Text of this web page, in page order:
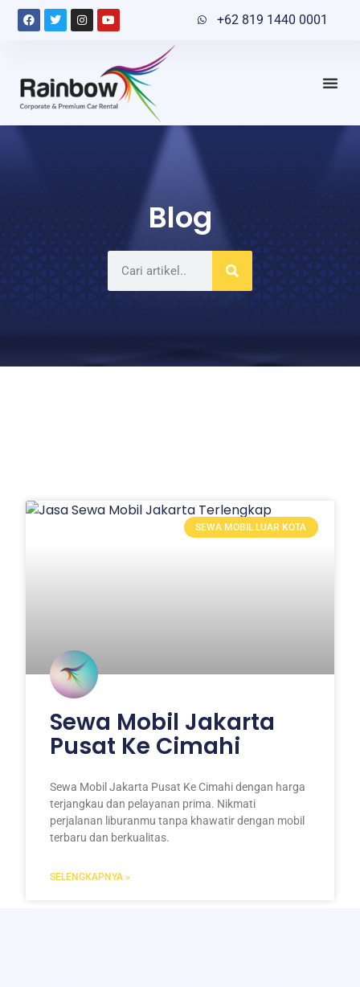
+62 819 1440 0001
Blog
SEWA MOBIL LUAR KOTA
Sewa Mobil Jakarta
Pusat Ke Cimahi
Sewa Mobil Jakarta Pusat Ke Cimahi dengan harga
terjangkau dan pelayanan prima. Nikmati
perjalanan liburanmu tanpa khawatir dengan mobil
terbaru dan berkualitas.
SELENGKAPNYA »